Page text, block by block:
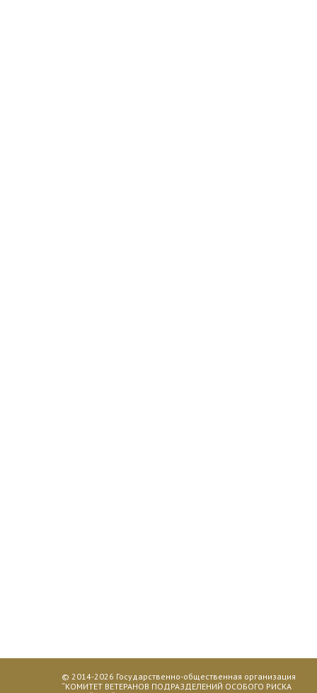
© 2014-2026 Государственно-общественная организация
“КОМИТЕТ ВЕТЕРАНОВ ПОДРАЗДЕЛЕНИЙ ОСОБОГО РИСКА